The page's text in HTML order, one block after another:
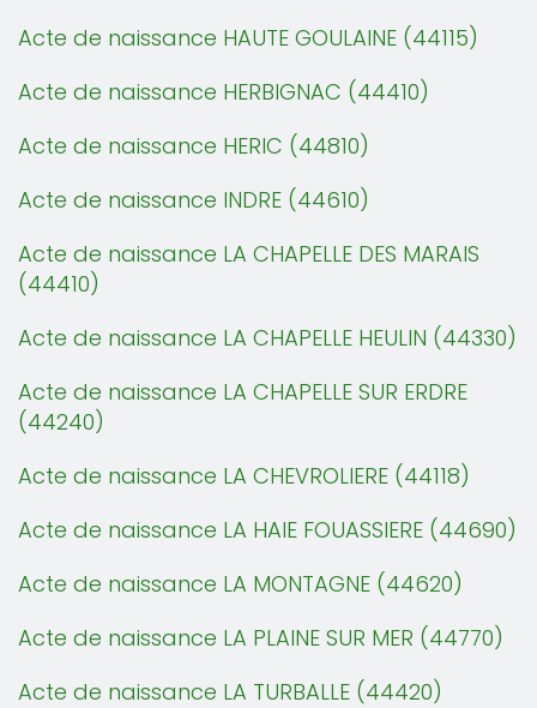
Acte de naissance HAUTE GOULAINE (44115)
Acte de naissance HERBIGNAC (44410)
Acte de naissance HERIC (44810)
Acte de naissance INDRE (44610)
Acte de naissance LA CHAPELLE DES MARAIS
(44410)
Acte de naissance LA CHAPELLE HEULIN (44330)
Acte de naissance LA CHAPELLE SUR ERDRE
(44240)
Acte de naissance LA CHEVROLIERE (44118)
Acte de naissance LA HAIE FOUASSIERE (44690)
Acte de naissance LA MONTAGNE (44620)
Acte de naissance LA PLAINE SUR MER (44770)
Acte de naissance LA TURBALLE (44420)